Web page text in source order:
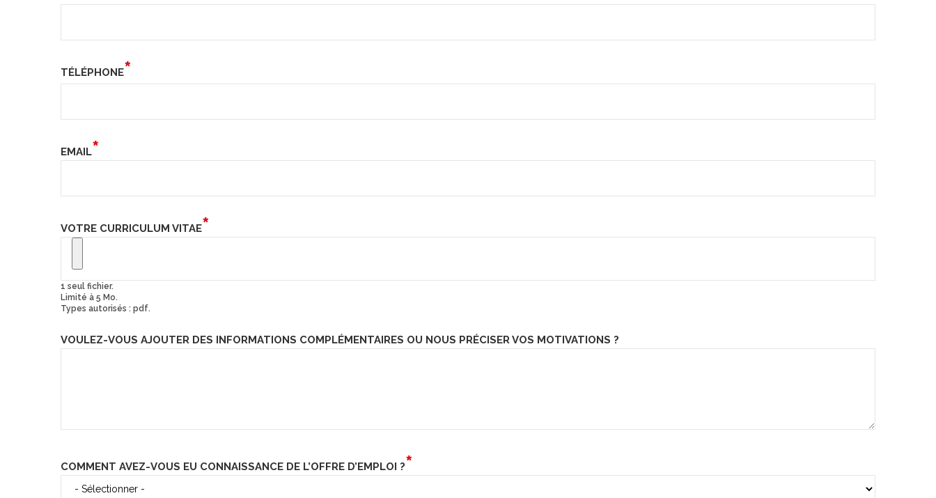
TÉLÉPHONE
EMAIL
VOTRE CURRICULUM VITAE
1 seul fichier.
Limité à 5 Mo.
Types autorisés : pdf.
VOULEZ-VOUS AJOUTER DES INFORMATIONS COMPLÉMENTAIRES OU NOUS PRÉCISER VOS MOTIVATIONS ?
COMMENT AVEZ-VOUS EU CONNAISSANCE DE L’OFFRE D’EMPLOI ?